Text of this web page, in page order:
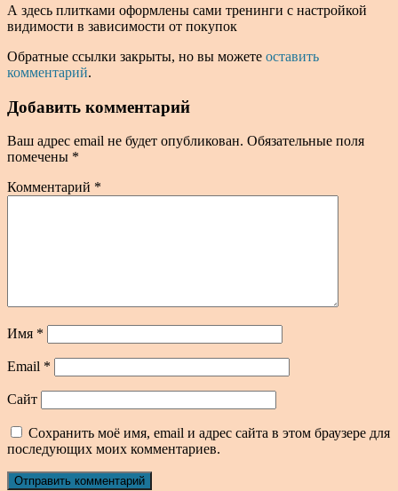
А здесь плитками оформлены сами тренинги с настройкой
видимости в зависимости от покупок
Обратные ссылки закрыты, но вы можете оставить
комментарий.
Добавить комментарий
Ваш адрес email не будет опубликован. Обязательные поля
помечены *
Комментарий *
Имя *
Email *
Сайт
Сохранить моё имя, email и адрес сайта в этом браузере для
последующих моих комментариев.